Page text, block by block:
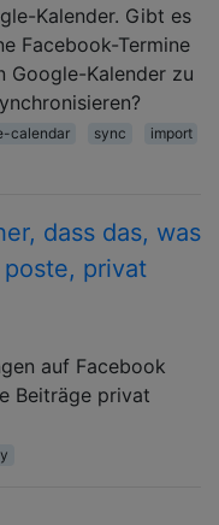
Kalender. Gibt es
Facebook-Termine
Google-Kalender zu
calendar sync import
dass das, was
privat
auf Facebook
Beiträge privat